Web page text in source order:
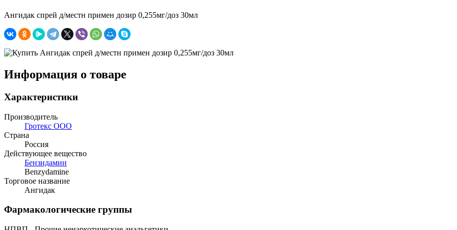
Ангидак спрей д/местн примен дозир 0,255мг/доз 30мл
Информация о товаре
Характеристики
Производитель
Гротекс ООО
Страна
Россия
Действующее вещество
Бензидамин
Benzydamine
Торговое название
Ангидак
Фармакологические группы